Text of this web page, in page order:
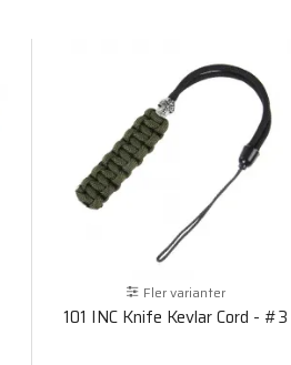
Fler varianter
101 INC Knife Kevlar Cord - #3